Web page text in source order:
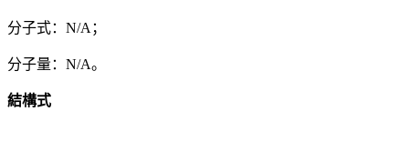
分子式：N/A；
分子量：N/A。
結構式